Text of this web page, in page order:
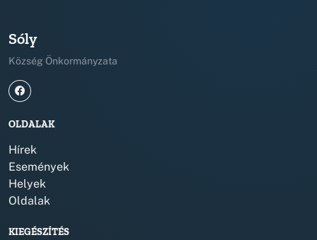
Sóly
Község Önkormányzata
OLDALAK
Hírek
Események
Helyek
Oldalak
KIEGÉSZÍTÉS